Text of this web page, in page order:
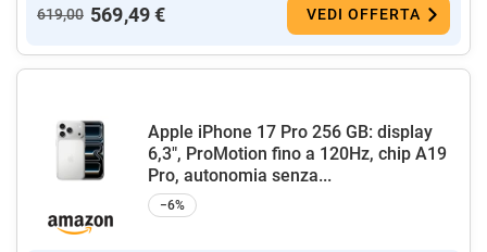
619,00 569,49 € VEDI OFFERTA
Apple iPhone 17 Pro 256 GB: display
6,3", ProMotion fino a 120Hz, chip A19
Pro, autonomia senza...
−6%